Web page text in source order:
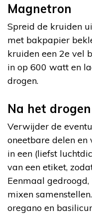
Magnetron
Spreid de kruiden
met bakpapier
kruiden een 2e vel
in op 600 watt en
drogen.
Na het drogen
Verwijder de
oneetbare delen
in een (liefst
van een etiket,
Eenmaal
mixen
oregano en